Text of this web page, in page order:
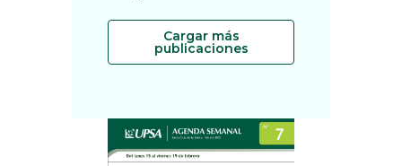
Cargar más
publicaciones